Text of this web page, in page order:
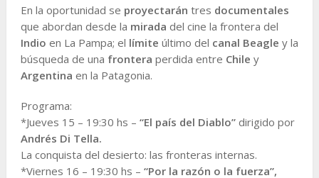
En la oportunidad se proyectarán tres documentales
que abordan desde la mirada del cine la frontera del
Indio en La Pampa; el límite último del canal Beagle y la
búsqueda de una frontera perdida entre Chile y
Argentina en la Patagonia.
Programa:
*Jueves 15 – 19:30 hs – “El país del Diablo”dirigido por
Andrés Di Tella.
La conquista del desierto: las fronteras internas.
*Viernes 16 – 19:30 hs – “Por la razón o la fuerza”,